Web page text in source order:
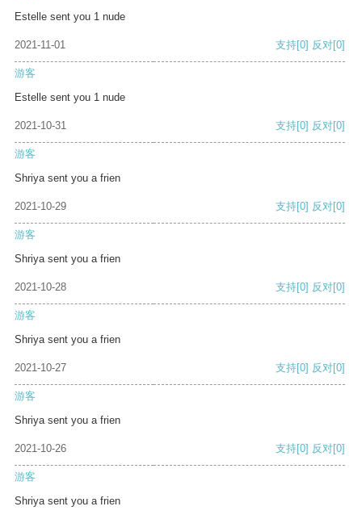
Estelle sent you 1 nude
2021-11-01 支持[0] 反对[0]
游客
Estelle sent you 1 nude
2021-10-31 支持[0] 反对[0]
游客
Shriya sent you a frien
2021-10-29 支持[0] 反对[0]
游客
Shriya sent you a frien
2021-10-28 支持[0] 反对[0]
游客
Shriya sent you a frien
2021-10-27 支持[0] 反对[0]
游客
Shriya sent you a frien
2021-10-26 支持[0] 反对[0]
游客
Shriya sent you a frien